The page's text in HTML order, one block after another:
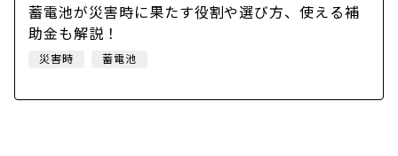
蓄電池が災害時に果たす役割や選び方、使える補
助金も解説！
災害時 蓄電池